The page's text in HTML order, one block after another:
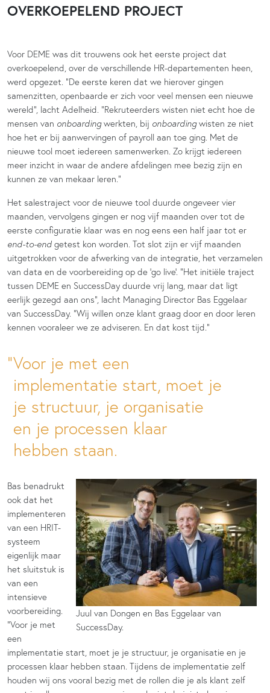
OVERKOEPELEND PROJECT
Voor DEME was dit trouwens ook het eerste project dat
overkoepelend, over de verschillende HR-departementen heen,
werd opgezet. “De eerste keren dat we hierover gingen
samenzitten, openbaarde er zich voor veel mensen een nieuwe
wereld”, lacht Adelheid. “Rekruteerders wisten niet echt hoe de
mensen van onboardingwerkten, bij onboardingwisten ze niet
hoe het er bij aanwervingen of payroll aan toe ging. Met de
nieuwe tool moet iedereen samenwerken. Zo krijgt iedereen
meer inzicht in waar de andere afdelingen mee bezig zijn en
kunnen ze van mekaar leren.”
Het salestraject voor de nieuwe tool duurde ongeveer vier
maanden, vervolgens gingen er nog vijf maanden over tot de
eerste configuratie klaar was en nog eens een half jaar tot er
end-to-end getest kon worden. Tot slot zijn er vijf maanden
uitgetrokken voor de afwerking van de integratie, het verzamelen
van data en de voorbereiding op de ‘go live’. “Het initiële traject
tussen DEME en SuccessDay duurde vrij lang, maar dat ligt
eerlijk gezegd aan ons”, lacht Managing Director Bas Eggelaar
van SuccessDay. “Wij willen onze klant graag door en door leren
kennen vooraleer we ze adviseren. En dat kost tijd.”
Voor je met een
implementatie start, moet je
je structuur, je organisatie
en je processen klaar
hebben staan.
Juul van Dongen en Bas Eggelaar van
SuccessDay.
Bas benadrukt
ook dat het
implementeren
van een HRIT-
systeem
eigenlijk maar
het sluitstuk is
van een
intensieve
voorbereiding.
“Voor je met
een
implementatie start, moet je je structuur, je organisatie en je
processen klaar hebben staan. Tijdens de implementatie zelf
houden wij ons vooral bezig met de rollen die je als klant zelf